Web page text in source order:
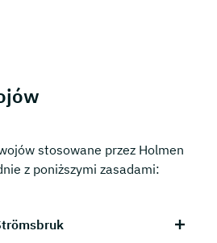
stosowane przez Holmen
z poniższymi zasadami: